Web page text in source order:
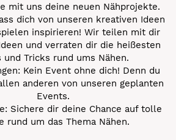
mit uns deine neuen Nähprojekte.
dich von unseren kreativen Ideen
inspirieren! Wir teilen mit dir
und verraten dir die heißesten
und Tricks rund ums Nähen.
Kein Event ohne dich! Denn du
anderen von unseren geplanten
Events.
Sichere dir deine Chance auf tolle
rund um das Thema Nähen.